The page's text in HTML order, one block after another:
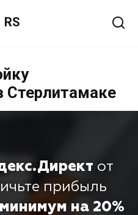
RS
Стерлитамаке
от
прибыль
минимум на 20%